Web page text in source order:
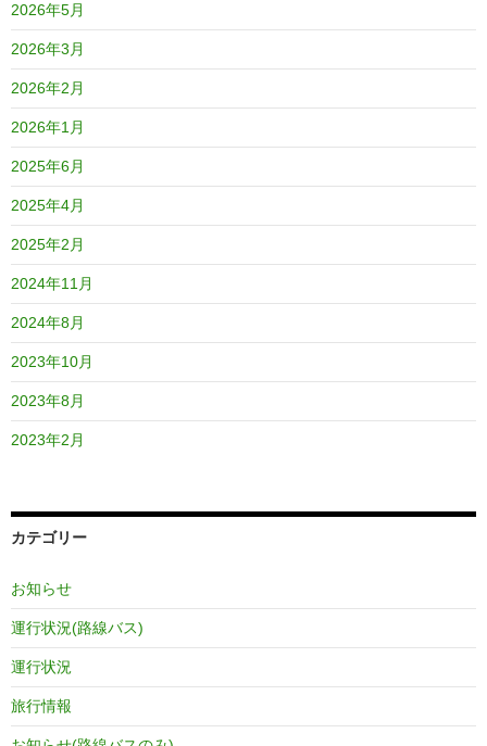
2026年5月
2026年3月
2026年2月
2026年1月
2025年6月
2025年4月
2025年2月
2024年11月
2024年8月
2023年10月
2023年8月
2023年2月
カテゴリー
お知らせ
運行状況(路線バス)
運行状況
旅行情報